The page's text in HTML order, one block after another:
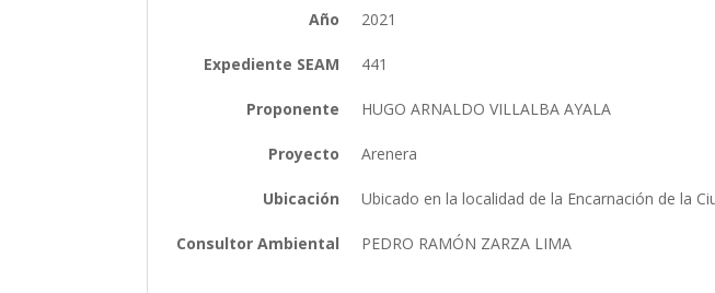
Año 2021
Expediente SEAM 441
Proponente HUGO ARNALDO VILLALBA AYALA
Proyecto Arenera
Ubicación Ubicado en la localidad de la Encarnación de la
Consultor Ambiental PEDRO RAMÓN ZARZA LIMA